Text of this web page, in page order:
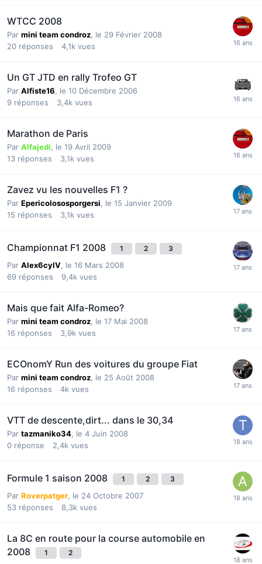
WTCC 2008
Par mini team condroz, le 29 Février 2008
20 réponses 4,1k vues
Un GT JTD en rally Trofeo GT
Par Alfiste16, le 10 Décembre 2006
9 réponses 3,4k vues
Marathon de Paris
Par Alfajedi, le 19 Avril 2009
13 réponses 3,1k vues
Zavez vu les nouvelles F1 ?
Par Epericolososporgersi, le 15 Janvier 2009
15 réponses 3,1k vues
Championnat F1 2008 1 2 3
Par Alex6cylV, le 16 Mars 2008
69 réponses 9,4k vues
Mais que fait Alfa-Romeo?
Par mini team condroz, le 17 Mai 2008
16 réponses 3,9k vues
ECOnomY Run des voitures du groupe Fiat
Par mini team condroz, le 25 Août 2008
16 réponses 4k vues
VTT de descente,dirt... dans le 30,34
Par tazmaniko34, le 4 Juin 2008
0 réponse 2,4k vues
Formule 1 saison 2008 1 2 3
Par Roverpatger, le 24 Octobre 2007
53 réponses 8,3k vues
La 8C en route pour la course automobile en
2008
1 2